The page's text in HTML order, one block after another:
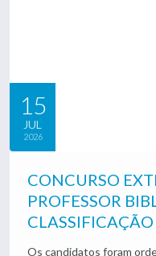
15
JUL
2026
CONCURSO
PROFESSOR
Os candidatos foram